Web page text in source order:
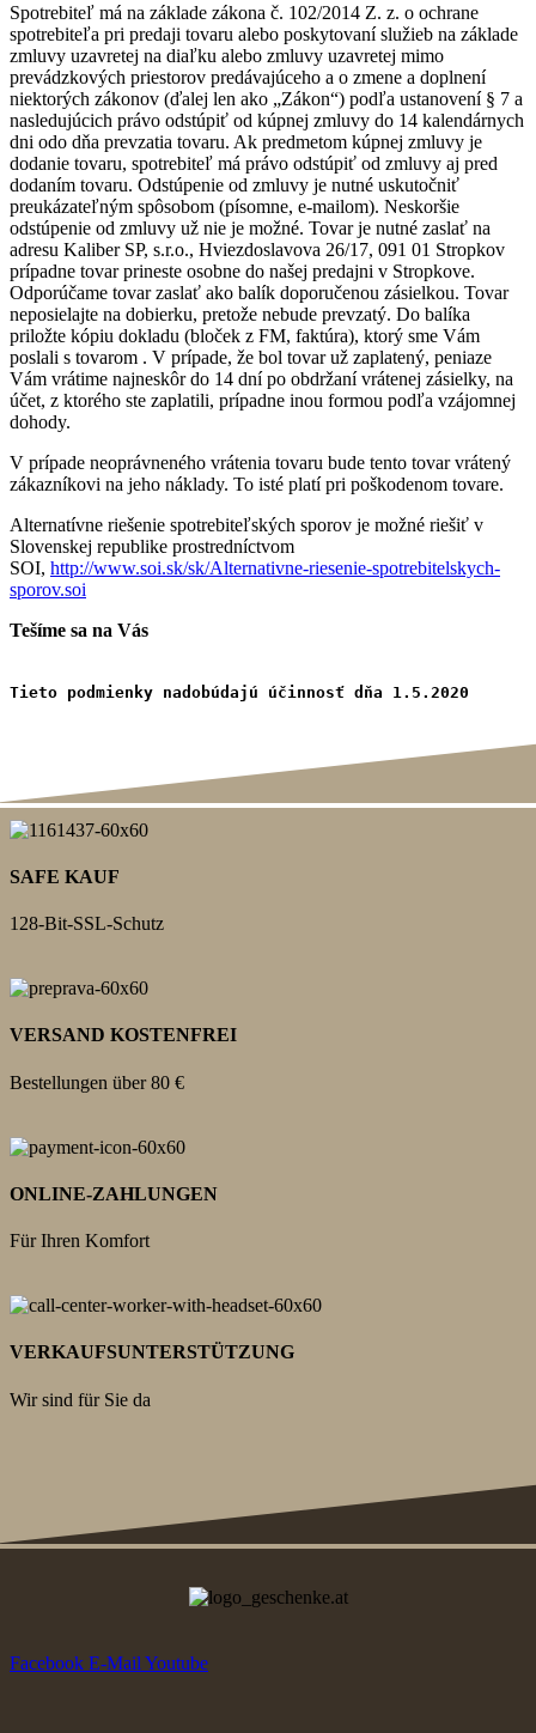
Spotrebiteľ má na základe zákona č. 102/2014 Z. z. o ochrane
spotrebiteľa pri predaji tovaru alebo poskytovaní služieb na základe
zmluvy uzavretej na diaľku alebo zmluvy uzavretej mimo
prevádzkových priestorov predávajúceho a o zmene a doplnení
niektorých zákonov (ďalej len ako „Zákon“) podľa ustanovení § 7 a
nasledujúcich právo odstúpiť od kúpnej zmluvy do 14 kalendárnych
dni odo dňa prevzatia tovaru. Ak predmetom kúpnej zmluvy je
dodanie tovaru, spotrebiteľ má právo odstúpiť od zmluvy aj pred
dodaním tovaru. Odstúpenie od zmluvy je nutné uskutočniť
preukázateľným spôsobom (písomne, e-mailom). Neskoršie
odstúpenie od zmluvy už nie je možné. Tovar je nutné zaslať na
adresu Kaliber SP, s.r.o., Hviezdoslavova 26/17, 091 01 Stropkov
prípadne tovar prineste osobne do našej predajni v Stropkove.
Odporúčame tovar zaslať ako balík doporučenou zásielkou. Tovar
neposielajte na dobierku, pretože nebude prevzatý. Do balíka
priložte kópiu dokladu (bloček z FM, faktúra), ktorý sme Vám
poslali s tovarom . V prípade, že bol tovar už zaplatený, peniaze
Vám vrátime najneskôr do 14 dní po obdržaní vrátenej zásielky, na
účet, z ktorého ste zaplatili, prípadne inou formou podľa vzájomnej
dohody.
V prípade neoprávneného vrátenia tovaru bude tento tovar vrátený
zákazníkovi na jeho náklady. To isté platí pri poškodenom tovare.
Alternatívne riešenie spotrebiteľských sporov je možné riešiť v
Slovenskej republike prostredníctvom
SOI, http://www.soi.sk/sk/Alternativne-riesenie-spotrebitelskych-
sporov.soi
Tešíme sa na Vás
Tieto podmienky nadobúdajú účinnosť dňa 1.5.2020
SAFE KAUF
128-Bit-SSL-Schutz
VERSAND KOSTENFREI
Bestellungen über 80 €
ONLINE-ZAHLUNGEN
Für Ihren Komfort
VERKAUFSUNTERSTÜTZUNG
Wir sind für Sie da
Facebook E-Mail Youtube